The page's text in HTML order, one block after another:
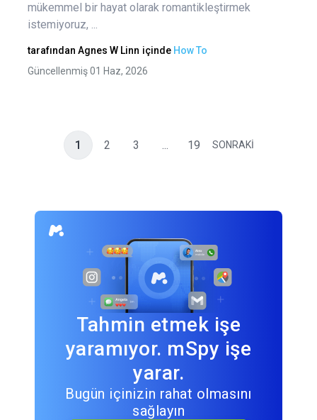
mükemmel bir hayat olarak romantikleştirmek
istemiyoruz, ...
tarafından Agnes W Linn içinde How To
Güncellenmiş 01 Haz, 2026
1 2 3 ... 19 SONRAKİ
Tahmin etmek işe
yaramıyor. mSpy işe
yarar.
Bugün içinizin rahat olmasını
sağlayın